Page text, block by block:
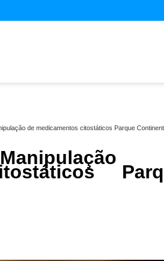
de medicamentos citostáticos Parque